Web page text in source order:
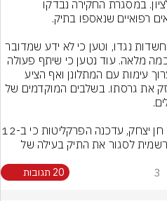
רפואיים שנאספו בתיק.
לאורך כל הדרך הכחיש זיתון את החשדות נגדו, וטען כי לא ידע שמדובר
באופן מלא עם החוקרים, ביקש לערוך עימות עם המתלונן ואף הציע
לעבור בדיקת פוליגרף במטרה לחזק את גרסתו. בשלבים המוקדמים של
במאי 2026 התקבלה ההחלטה הרשמית לסגור את התיק בעילה של
3 20 תגובות